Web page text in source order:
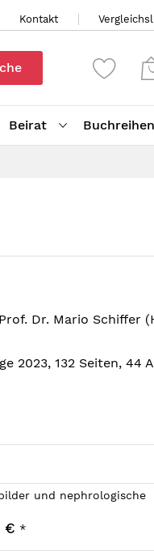
Kontakt
Beirat Buchreihen
Dr. Mario Schiffer
2023, 132 Seiten, 44
und nephrologische
€ *